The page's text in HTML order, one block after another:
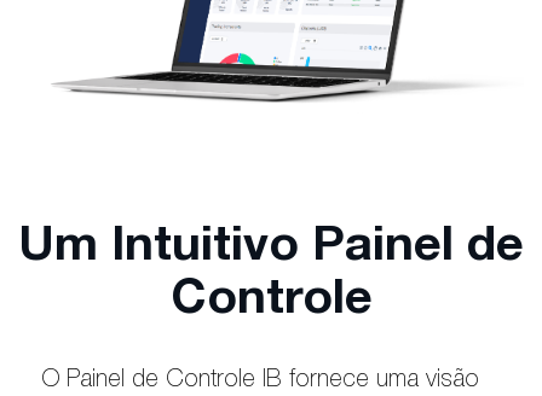
Um Intuitivo Painel de
Controle
O Painel de Controle IB fornece uma visão